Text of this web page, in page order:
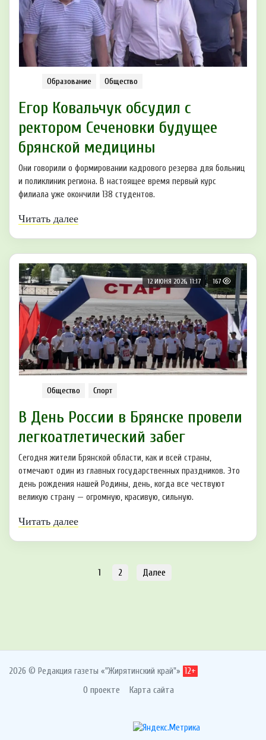
Образование Общество
Егор Ковальчук обсудил с
ректором Сеченовки будущее
брянской медицины
Они говорили о формировании кадрового резерва для больниц
и поликлиник региона. В настоящее время первый курс
филиала уже окончили 138 студентов.
Читать далее
12 ИЮНЯ 2026, 11:17 167
Общество Спорт
В День России в Брянске провели
легкоатлетический забег
Сегодня жители Брянской области, как и всей страны,
отмечают один из главных государственных праздников. Это
день рождения нашей Родины, день, когда все чествуют
великую страну — огромную, красивую, сильную.
Читать далее
1 2 Далее
2026 © Редакция газеты «"Жирятинский край"» 12+
О проекте Карта сайта